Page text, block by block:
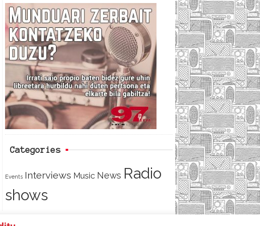
c
e
b
o
o
i
t
t
e
r
e
d
Categories
Events Interviews Music News Radio
shows